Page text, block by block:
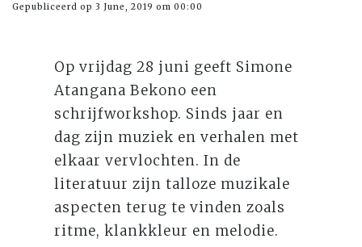
Gepubliceerd op 3 June, 2019 om 00:00
Op vrijdag 28 juni geeft Simone
Atangana Bekono een
schrijfworkshop. Sinds jaar en
dag zijn muziek en verhalen met
elkaar vervlochten. In de
literatuur zijn talloze muzikale
aspecten terug te vinden zoals
ritme, klankkleur en melodie.